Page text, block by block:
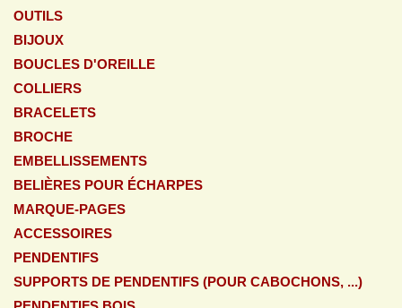
OUTILS
BIJOUX
BOUCLES D'OREILLE
COLLIERS
BRACELETS
BROCHE
EMBELLISSEMENTS
BELIÈRES POUR ÉCHARPES
MARQUE-PAGES
ACCESSOIRES
PENDENTIFS
SUPPORTS DE PENDENTIFS (POUR CABOCHONS, ...)